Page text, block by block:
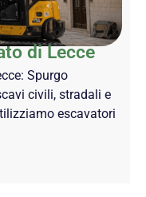
di Lecce
Spurgo
civili, stradali e
escavatori